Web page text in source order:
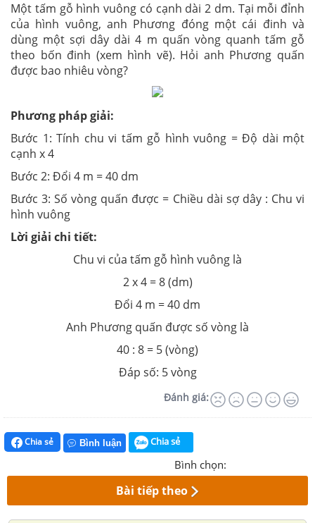
Một tấm gỗ hình vuông có cạnh dài 2 dm. Tại mỗi đỉnh
của hình vuông, anh Phương đóng một cái đinh và
dùng một sợi dây dài 4 m quấn vòng quanh tấm gỗ
theo bốn đinh (xem hình vẽ). Hỏi anh Phương quấn
được bao nhiêu vòng?
Phương pháp giải:
Bước 1: Tính chu vi tấm gỗ hình vuông = Độ dài một
cạnh x 4
Bước 2: Đổi 4 m = 40 dm
Bước 3: Số vòng quấn được = Chiều dài sợ dây : Chu vi
hình vuông
Lời giải chi tiết:
Chu vi của tấm gỗ hình vuông là
2 x 4 = 8 (dm)
Đổi 4 m = 40 dm
Anh Phương quấn được số vòng là
40 : 8 = 5 (vòng)
Đáp số: 5 vòng
Đánh giá:
Chia sẻ Bình luận Chia sẻ
Bình chọn:
Bài tiếp theo